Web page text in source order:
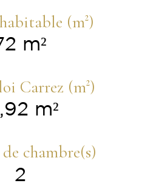
(m²)
m²
Carrez (m²)
m²
chambre(s)
2